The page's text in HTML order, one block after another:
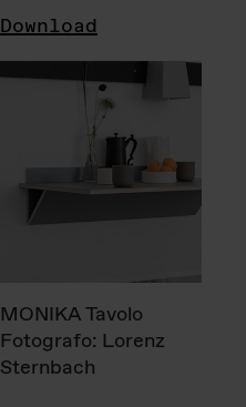
Download
MONIKA Tavolo
Fotografo: Lorenz
Sternbach